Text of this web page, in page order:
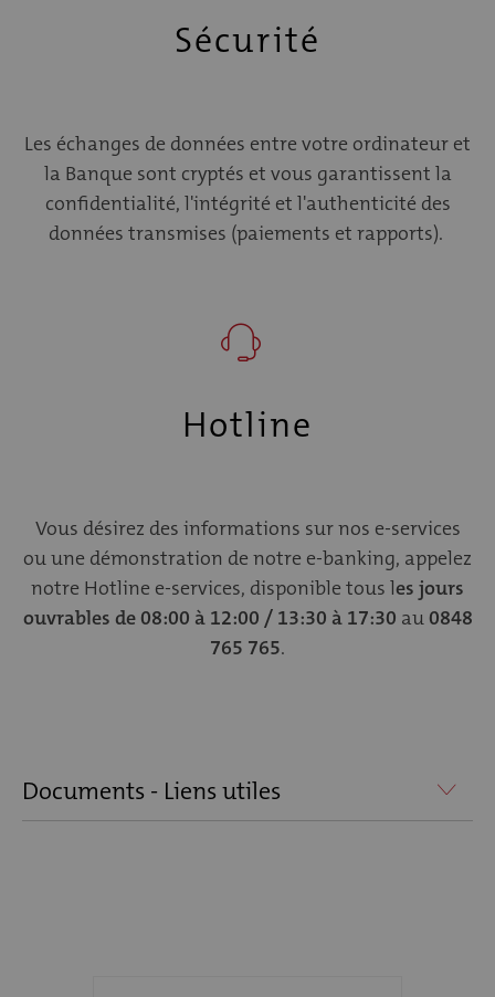
Sécurité
Les échanges de données entre votre ordinateur et
la Banque sont cryptés et vous garantissent la
confidentialité, l'intégrité et l'authenticité des
données transmises (paiements et rapports).
Hotline
Vous désirez des informations sur nos e-services
ou une démonstration de notre e-banking, appelez
notre Hotline e-services, disponible tous les jours
ouvrables de 08:00 à 12:00 / 13:30 à 17:30 au 0848
765 765.
Documents - Liens utiles